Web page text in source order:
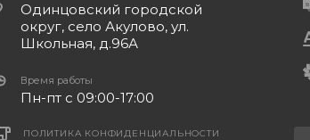
Одинцовский городской
округ, село Акулово, ул.
Школьная, д.96А
Время работы
Пн-пт с 09:00-17:00
ПОЛИТИКА КОНФИДЕНЦИАЛЬНОСТИ